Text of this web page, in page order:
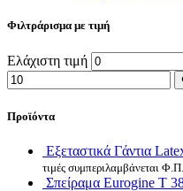
Φιλτράρισμα με τιμή
Ελάχιστη τιμή
Προϊόντα
Εξεταστικά Γάντια
τιμές συμπεριλαμβάνεται
Σπείραμα Eurogine Τ